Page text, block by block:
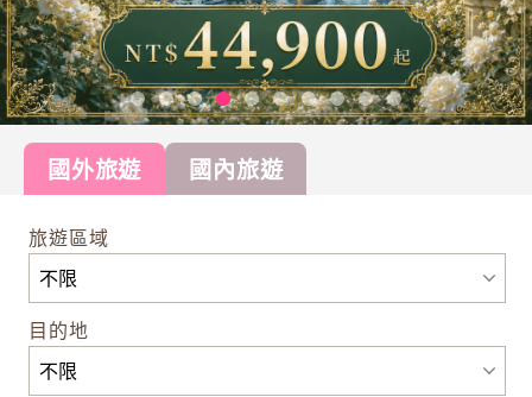
國外旅遊 國內旅遊
旅遊區域
目的地